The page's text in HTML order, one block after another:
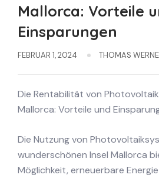
Mallorca: Vorteile
Einsparungen
FEBRUAR 1, 2024 THOMAS
Die Rentabilität von
Mallorca: Vorteile und
Die Nutzung von
wunderschönen Insel Mallorca
Möglichkeit, erneuerbare